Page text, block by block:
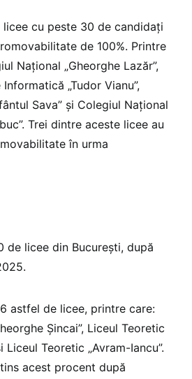
licee cu peste 30 de candidați
de 100%. Printre
Național „Gheorghe Lazăr”,
„Tudor Vianu”,
Sava” și Colegiul Național
Trei dintre aceste licee au
în urma
de licee din București, după
astfel de licee, printre care:
Șincai”, Liceul Teoretic
Liceul Teoretic „Avram-Iancu”.
acest procent după